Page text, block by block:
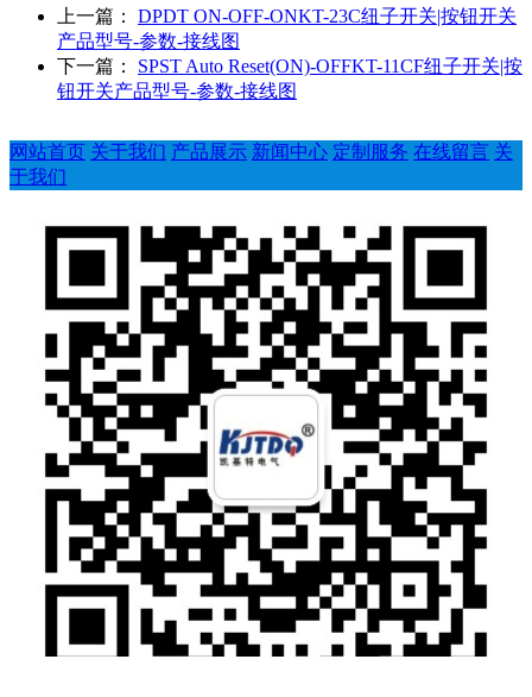
上一篇： DPDT ON-OFF-ONKT-23C纽子开关|按钮开关
产品型号-参数-接线图
下一篇： SPST Auto Reset(ON)-OFFKT-11CF纽子开关|按
钮开关产品型号-参数-接线图
网站首页 关于我们 产品展示 新闻中心 定制服务 在线留言 关
于我们